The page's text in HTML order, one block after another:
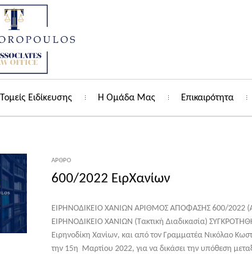
Τομείς Ειδίκευσης Η Ομάδα Μας Επικαιρότητα
ΆΡΘΡΟ
600/2022 ΕιρΧανίων
ΕΙΡΗΝΟΔΙΚΕΙΟ ΧΑΝΙΩΝ ΑΡΙΘΜΟΣ ΑΠΟΦΑΣΗΣ 600/2022
ΕΙΡΗΝΟΔΙΚΕΙΟ ΧΑΝΙΩΝ (Τακτική Διαδικασία)
Ειρηνοδίκη Χανίων, και από τον Γραμματέα Νικόλαο
την 15η Μαρτίου 2022, για να δικάσει την